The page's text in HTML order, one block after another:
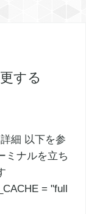
する
細 以下を参
ミナルを立ち
= "full